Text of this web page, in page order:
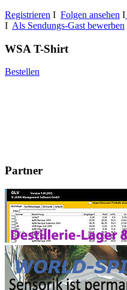
Registrieren I Folgen ansehen I
I Als Sendungs-Gast bewerben
WSA T-Shirt
Bestellen
Partner